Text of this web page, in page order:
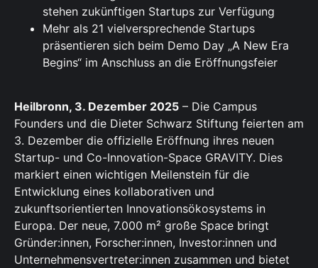
stehen zukünftigen Startups zur Verfügung
Mehr als 21 vielversprechende Startups
präsentieren sich beim Demo Day „A New Era
Begins“ im Anschluss an die Eröffnungsfeier
Heilbronn, 3. Dezember 2025 – Die Campus
Founders und die Dieter Schwarz Stiftung feierten am
3. Dezember die offizielle Eröffnung ihres neuen
Startup- und Co-Innovation-Space GRAVITY. Dies
markiert einen wichtigen Meilenstein für die
Entwicklung eines kollaborativen und
zukunftsorientierten Innovationsökosystems in
Europa. Der neue, 7.000 m² große Space bringt
Gründer:innen, Forscher:innen, Investor:innen und
Unternehmensvertreter:innen zusammen und bietet